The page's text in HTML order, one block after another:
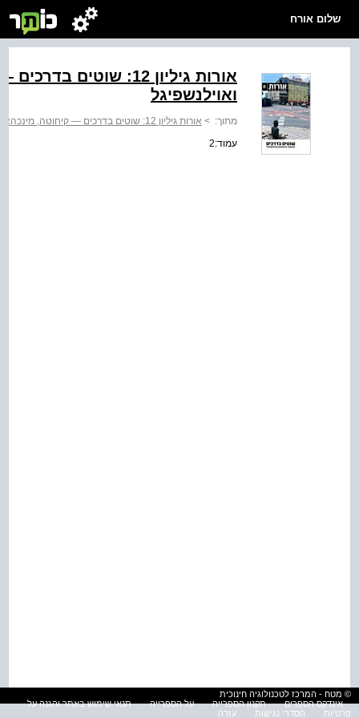
שלום אורח
אורות גיליון 12: שוטים
ואוילנשפיגל
מתוך: > אורות גיליון 12: שוטים בדרכים — קיחוטה, מינכהאוזן ואוילנשפיגל
עמוד:2
© מטח - המרכז לטכנולוגיה חינוכית
אינדקס הספרים
תקנון הספרייה על הספרייה
תנאי שימוש באתר והגנה על
פרטיות
הסדרי נגישות עזרה